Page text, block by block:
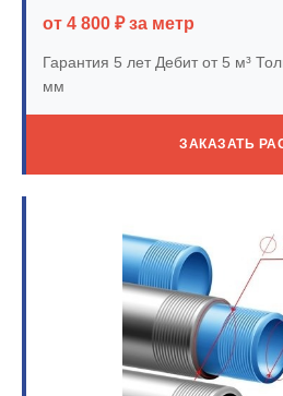
от 4 800 ₽ за метр
Гарантия 5 летДебит от 5 м³
мм
ЗАКАЗАТЬ